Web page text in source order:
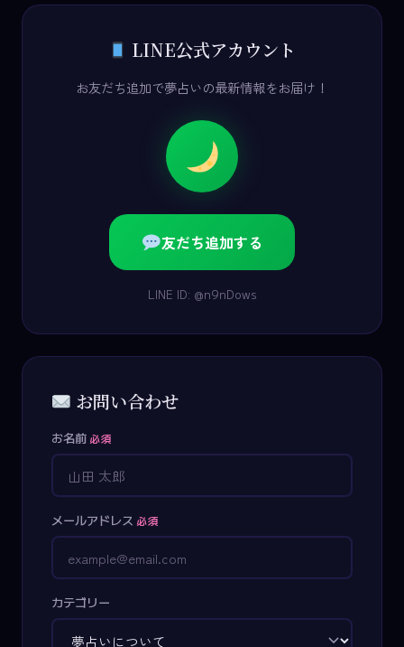
LINE公式アカウント
お友だち追加で夢占いの最新情報をお届け！
友だち追加する
LINE ID: @n9nDows
お問い合わせ
お名前 必須
メールアドレス 必須
カテゴリー